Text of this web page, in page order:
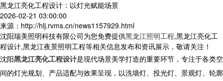
黑龙江亮化工程设计：以灯光赋能场景
2026-02-21 03:00:00
来源：http://hlj.rvms.cn/news1157929.html
沈阳瑞美照明科技有限公司为您免费提供黑龙江照明工程,黑龙江亮化工
程设计,黑龙江夜景照明工程等相关信息发布和资讯展示，敬请关注！
沈阳黑龙江亮化工程设计是现代场景美学打造的重要环节，专注于各类空
间的灯光规划、产品适配与效果呈现，以洗墙灯、投光灯、景观灯、轮廓